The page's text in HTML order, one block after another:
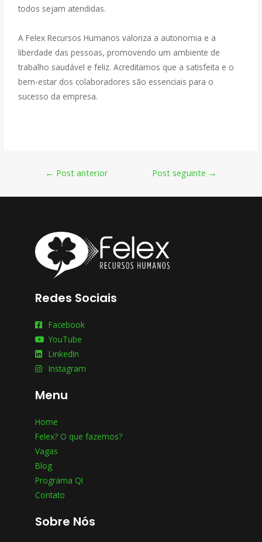
todos sejam atendidas.
A Felex Recursos Humanos valoriza a autonomia e a
liberdade das pessoas, promovendo um ambiente de
trabalho saudável e feliz. Acreditamos que a satisfeita e o
bem-estar dos colaboradores são essenciais para o
sucesso da empresa.
← Post anterior Post seguinte →
Redes Sociais
Facebook
YouTube
LinkedIn
Instagram
Menu
Home
Felex? O que fazemos?
Vagas
Blog
Programa QI
Contato
Sobre Nós